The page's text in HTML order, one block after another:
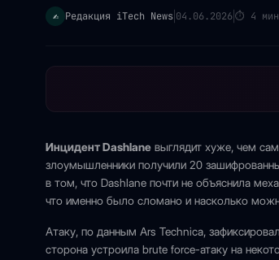
✍️ Редакция iTech News 04.06.2026⏱ 4 мин
Инцидент Dashlane выглядит хуже, чем
злоумышленники получили 20
в том, что Dashlane почти не объяснила
что именно было сломано и насколько
Атаку, по данным Ars Technica,
сторона устроила brute force-атаку на